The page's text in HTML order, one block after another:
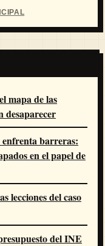
mapa de las
desaparecer
barreras:
en el papel de
lecciones del caso
del INE